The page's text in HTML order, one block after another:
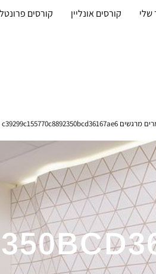
שלי קורסים אונליין קורסים
c39299c155770c8892350bcd36167ae6